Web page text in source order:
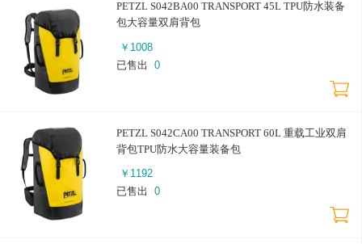
PETZL S042BA00 TRANSPORT 45L TPU防水装备
包大容量双肩背包
￥ 1008
已售出
0
PETZL S042CA00 TRANSPORT 60L 重载工业双肩
背包TPU防水大容量装备包
￥ 1192
已售出
0